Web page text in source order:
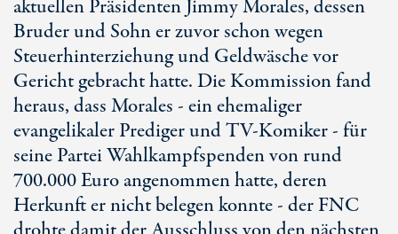
aktuellen Präsidenten Jimmy Morales, dessen
Bruder und Sohn er zuvor schon wegen
Steuerhinterziehung und Geldwäsche vor
Gericht gebracht hatte. Die Kommission fand
heraus, dass Morales - ein ehemaliger
evangelikaler Prediger und TV-Komiker - für
seine Partei Wahlkampfspenden von rund
700.000 Euro angenommen hatte, deren
Herkunft er nicht belegen konnte - der FNC